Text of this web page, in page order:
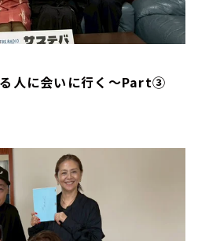
る人に会いに行く～Part③